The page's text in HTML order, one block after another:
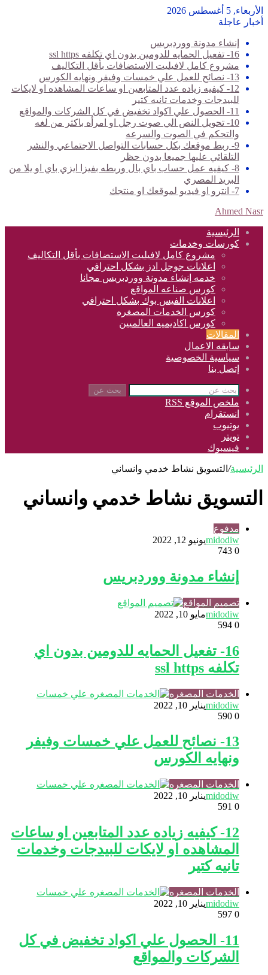
الأربعاء, 5 أغسطس 2026
أخبار عاجلة
إنشاء مدونة ووردبريس
16- تفعيل الحمايه للدومين بدون اي تكلفه ssl https
مشروع كامل لافيليت الاستضافات بأقل التكاليف
13- نصائح للعمل علي خمسات وفيفر ونهايه الكورس
12- كيفيه زياده عدد المتابعين او ساعات المشاهده او لايكات
للبيدجات وخدمات تانيه كتير
11- الحصول علي اكواد تخفيض في كل الشركات والمواقع
10- تحويل النص الي صوت رجل او امرأه باكثر من لغه
والتحكم في الصوت والسرعه
9- ربط موقعك بكل حسابات التواصل الاجتماعي والنشر
التلقائي عليها جميعا بدون حظر
8- كيفيه عمل حساب باي بال وربطه بفيزا ايزي باي او يلا من
البريد المصري
7- انترو او فيديو لموقعك او منتجك
Ahmed Nasr
الرئيسية
كورسات وخدمات
مشروع كامل لافيليت الاستضافات بأقل التكاليف
اعلانات جوجل ادز بشكل احترافي
خدمه إنشاء مدونة ووردبريس مجانا
كورس صناعه المواقع
اعلانات الفيس بوك بشكل احترافي
كورس الخدمات المصغره
كورس اكاديميه العالميين
المقالات
سابقه الاعمال
سياسية الخصوصية
إتصل بنا
بحث عن
ملخص الموقع RSS
انستقرام
يوتيوب
تويتر
فيسبوك
الرئيسية/ التسويق نشاط خدمي وانساني
التسويق نشاط خدمي وانساني
مدفوع
midodiwيونيو 12, 2022
0
إنشاء مدونة ووردبريس
تصميم المواقع
midodiwمايو 10, 2022
0
16- تفعيل الحمايه للدومين بدون اي
تكلفه ssl https
الخدمات المصغره
midodiwيناير 10, 2022
0
13- نصائح للعمل علي خمسات وفيفر
ونهايه الكورس
الخدمات المصغره
midodiwيناير 10, 2022
0
12- كيفيه زياده عدد المتابعين او ساعات
المشاهده او لايكات للبيدجات وخدمات
تانيه كتير
الخدمات المصغره
midodiwيناير 10, 2022
0
11- الحصول علي اكواد تخفيض في كل
الشركات والمواقع